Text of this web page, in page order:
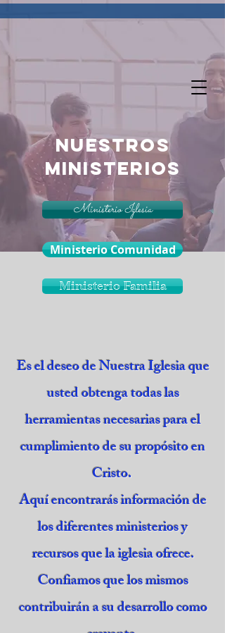
NUESTROS
MINISTERIOS
Ministerio Iglesia
Ministerio Comunidad
Ministerio Familia
Es el deseo de Nuestra Iglesia que
usted obtenga todas las
herramientas necesarias para el
cumplimiento de su propósito en
Cristo.
Aquí encontrarás información de
los diferentes ministerios y
recursos que la iglesia ofrece.
Confiamos que los mismos
contribuirán a su desarrollo como